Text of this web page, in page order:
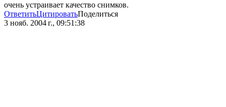
очень устраивает качество снимков.
ОтветитьЦитироватьПоделиться
3 нояб. 2004 г., 09:51:38